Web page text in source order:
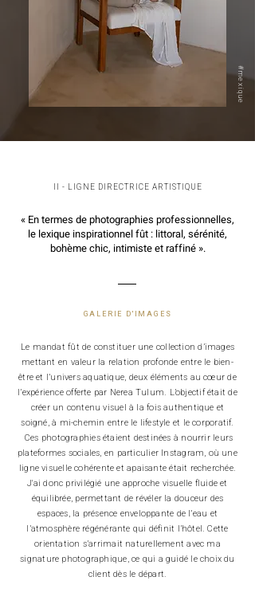
#mexique
II - LIGNE DIRECTRICE ARTISTIQUE
« En termes de photographies professionnelles,
le lexique inspirationnel fût : littoral, sérénité,
bohème chic, intimiste et raffiné ».
GALERIE D'IMAGES
Le mandat fût de constituer une collection d’images
mettant en valeur la relation profonde entre le bien-
être et l’univers aquatique, deux éléments au cœur de
l’expérience offerte par Nerea Tulum. L’objectif était de
créer un contenu visuel à la fois authentique et
soigné, à mi-chemin entre le lifestyle et le corporatif.
Ces photographies étaient destinées à nourrir leurs
plateformes sociales, en particulier Instagram, où une
ligne visuelle cohérente et apaisante était recherchée.
J'ai donc privilégié une approche visuelle fluide et
équilibrée, permettant de révéler la douceur des
espaces, la présence enveloppante de l’eau et
l’atmosphère régénérante qui définit l’hôtel. Cette
orientation s’arrimait naturellement avec ma
signature photographique, ce qui a guidé le choix du
client dès le départ.